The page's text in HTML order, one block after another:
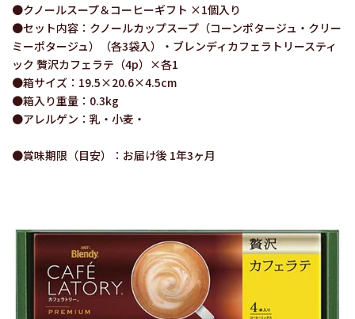
●クノールスープ＆コーヒーギフト ×1個入り
●セット内容：クノールカップスープ（コーンポタージュ・クリー
ミーポタージュ）（各3袋入）・ブレンディカフェラトリースティ
ック 贅沢カフェラテ（4p）×各1
●箱サイズ：19.5×20.6×4.5cm
●箱入り重量：0.3kg
●アレルゲン：乳・小麦・
●賞味期限（目安）：お届け後 1年3ヶ月